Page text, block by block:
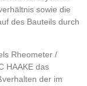
sowie die
des Bauteils durch
Rheometer /
HAAKE das
der im